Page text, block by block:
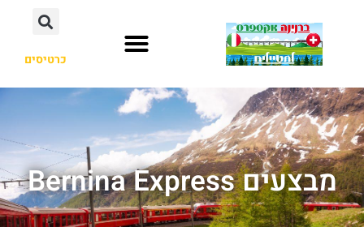
כרטיסים
מבצעים Bernina Express